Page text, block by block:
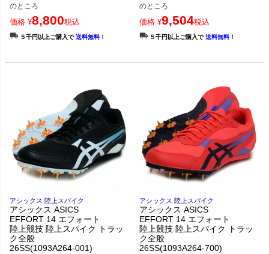
のところ
価格 ¥8,800税込
５千円以上ご購入で送料無料！
のところ
価格 ¥9,504税込
５千円以上ご購入で送料無料！
アシックス 陸上スパイク
アシックス ASICS
EFFORT 14 エフォート
陸上競技 陸上スパイク トラッ
ク全般
26SS(1093A264-001)
アシックス 陸上スパイク
アシックス ASICS
EFFORT 14 エフォート
陸上競技 陸上スパイク トラッ
ク全般
26SS(1093A264-700)